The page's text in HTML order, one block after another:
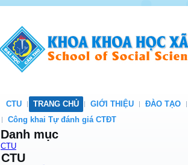
CTU TRANG CHỦ GIỚI THIỆU ĐÀO TẠO
Công khai Tự đánh giá CTĐT
Danh mục
CTU
CTU